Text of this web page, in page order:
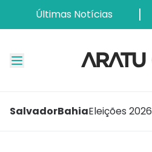
Últimas Notícias
SalvadorBahiaEleições 2026